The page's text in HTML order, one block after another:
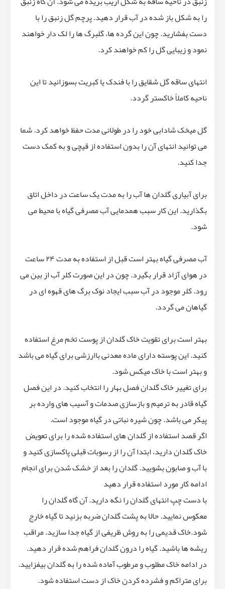
را به شکل باز شده در آب قرار دهید. پرچم گل زنبق را با
دست بفشارید. چون این گرده ها، گلبرگ ها را لک دار خواهند
نمود و زیبایی گل را کم خواهند کرد.
انتهای ساقه گل شقایق را با فندک یا کبریت بسوزانید تا این
ناحیه کاملاً خاکستر گردد.
گل میخک شادابی خود را در طولانی مدت حفظ خواهد کرد. شما
می توانید انتهای آن را بدون استفاده از قیچی و به کمک دست
جدا کنید.
برای آبیاری گلدان ها آب را به مدت یک ساعت در داخل اتاق
بگذارید. این کار سبب همدمایی آب مصرفی گیاه با محیط می
شود.
آب مصرفی گیاه بهتر است قبل از استفاده به مدت ۲۴ ساعت
در هوای آزاد قرار بگیرد. چون در این صورت کلر آب از بین می
رود. کلر موجود در آب سبب ایجاد نوک برگ های قهوه ای در
گیاهان می گردد.
بهتر است برای تقویت خاک گلدان از پوست تخم مرغ استفاده
کنید. این پوسته دارای ماده معدنی باارزشی برای گیاه می باشد
و بهتر است با خاک میکس شود.
برای تغییر خاک گلدان فصل بهار را انتخاب کنید. در این فصل
گیاه قادر به ترمیم و بازسازی صدمات و آسیب های وارده بر
پیکر می باشد. چون شیره نباتی در گیاه موجود است.
اگر قصد استفاده از گلدان های استفاده شده را برای تعویض
خاک گلدان دارید، ابتدا آن را از رسوبات قبلی پاکسازی کنید و
با آب و صابون بشویید. گلدان را بعد از خشک شدن برای انجام
ادامه کار مورد استفاده قرار دهید
با دست چپ انتهای گلدان را نگه دارید. آن گاه گلدان را
معکوس نمایید. حالا به پشت گلدان ضربه بزنید تا گیاه خارج
شود.خاک قدیمی را به روش ظریفی از گیاه جدا سازید. مراقب
ریشه ها باشید. گیاه را درون گلدان فراهم شده قرار دهید.
در ادامه خاک مطلوب و مرطوب آماده شده را به گلدان بیفزایید.
برای متراکم و فشرده کردن خاک از دست استفاده شود.